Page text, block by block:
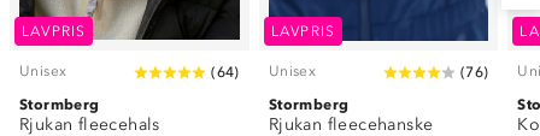
LAVPRIS
Unisex (64)
Stormberg
Rjukan fleecehals
LAVPRIS
Unisex (76)
Stormberg
Rjukan fleecehanske